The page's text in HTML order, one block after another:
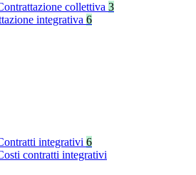
collettiva 3
integrativa 6
integrativi 6
contratti integrativi